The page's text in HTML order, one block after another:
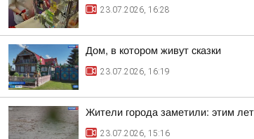
23.07.2026, 16:28
Дом, в котором живут сказки
23.07.2026, 16:19
Жители города заметили: этим
23.07.2026, 15:16